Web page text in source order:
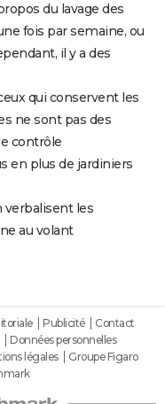
du lavage des
fois par semaine, ou
il y a des
qui conservent les
ne sont pas des
contrôle
en plus de jardiniers
verbalisent les
au volant
Publicité
Contact
Données personnelles
légales
Groupe Figaro